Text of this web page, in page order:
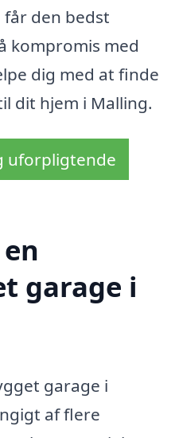
den bedst
kompromis med
dig med at finde
dit hjem i Malling.
uforpligtende
garage i
garage i
af flere